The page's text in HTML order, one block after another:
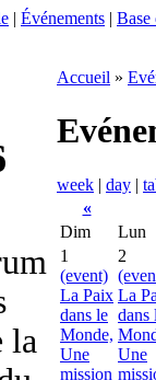
| Événements | Base
la
Accueil »
week | day |
«
Dim
Lun
1
(event)
La Paix
dans le
Monde,
Une
mission
2
La
dans
Une